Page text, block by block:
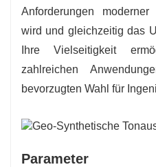
Anforderungen
wird und gleichzeitig das
Ihre Vielseitigkeit
zahlreichen
bevorzugten Wahl für
Parameter